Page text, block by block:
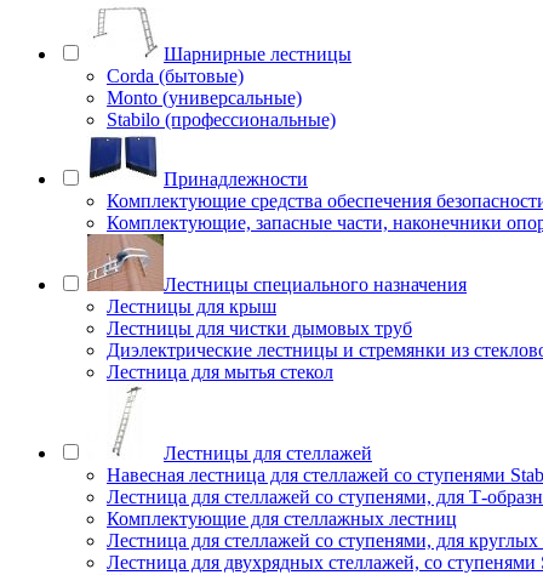
Шарнирные лестницы
Corda (бытовые)
Monto (универсальные)
Stabilo (профессиональные)
Принадлежности
Комплектующие средства обеспечения
Комплектующие, запасные части, наконечники
Лестницы специального назначения
Лестницы для крыш
Лестницы для чистки дымовых труб
Диэлектрические лестницы и стремянки из
Лестница для мытья стекол
Лестницы для стеллажей
Навесная лестница для стеллажей со ступенями
Лестница для стеллажей со ступенями, для Т-
Комплектующие для стеллажных лестниц
Лестница для стеллажей со ступенями, для
Лестница для двухрядных стеллажей, со ступенями